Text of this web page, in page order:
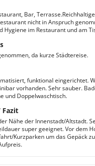
Bar,
nicht in Anspruch
Hygiene im Restaurant und am
da kurze Städtereise.
funktional eingerichtet.
vorhanden. Sehr sauber.
und Doppelwaschtisch.
Fazit
Nähe der Innenstadt/Altstadt.
super geeignet. Vor dem
Kurzparken um das Gepäck